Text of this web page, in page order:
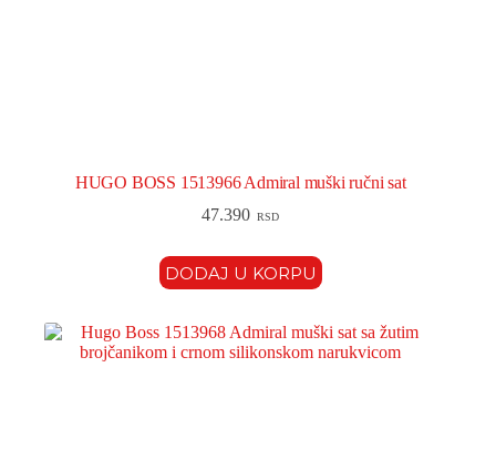
HUGO BOSS 1513966 Admiral muški ručni sat
47.390 RSD
DODAJ U KORPU